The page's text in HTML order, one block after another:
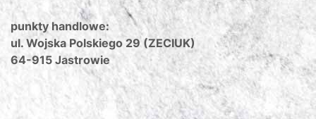
punkty handlowe:
ul. Wojska Polskiego 29 (ZECIUK)
64-915 Jastrowie